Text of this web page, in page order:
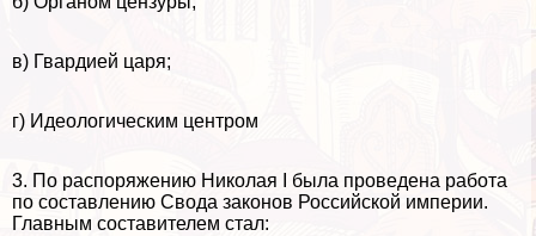
в) Гвардией царя;
г) Идеологическим центром
3. По распоряжению Николая I была проведена работа
по составлению Свода законов Российской империи.
Главным составителем стал: